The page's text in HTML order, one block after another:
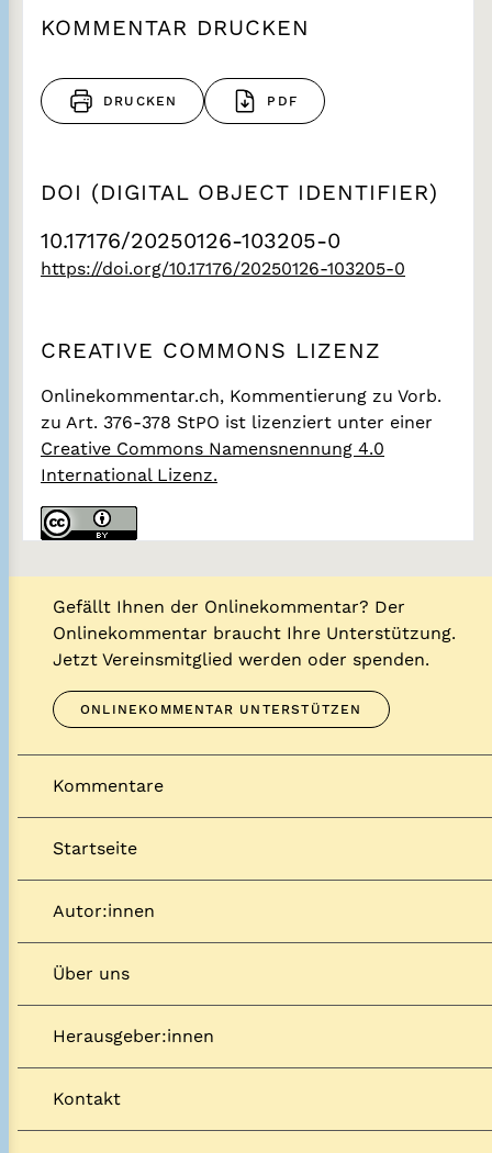
KOMMENTAR DRUCKEN
DRUCKEN PDF
DOI (DIGITAL OBJECT IDENTIFIER)
10.17176/20250126-103205-0
https://doi.org/10.17176/20250126-103205-0
CREATIVE COMMONS LIZENZ
Onlinekommentar.ch, Kommentierung zu Vorb.
zu Art. 376-378 StPO ist lizenziert unter einer
Creative Commons Namensnennung 4.0
International Lizenz.
Gefällt Ihnen der Onlinekommentar? Der
Onlinekommentar braucht Ihre Unterstützung.
Jetzt Vereinsmitglied werden oder spenden.
ONLINEKOMMENTAR UNTERSTÜTZEN
Kommentare
Startseite
Autor:innen
Über uns
Herausgeber:innen
Kontakt